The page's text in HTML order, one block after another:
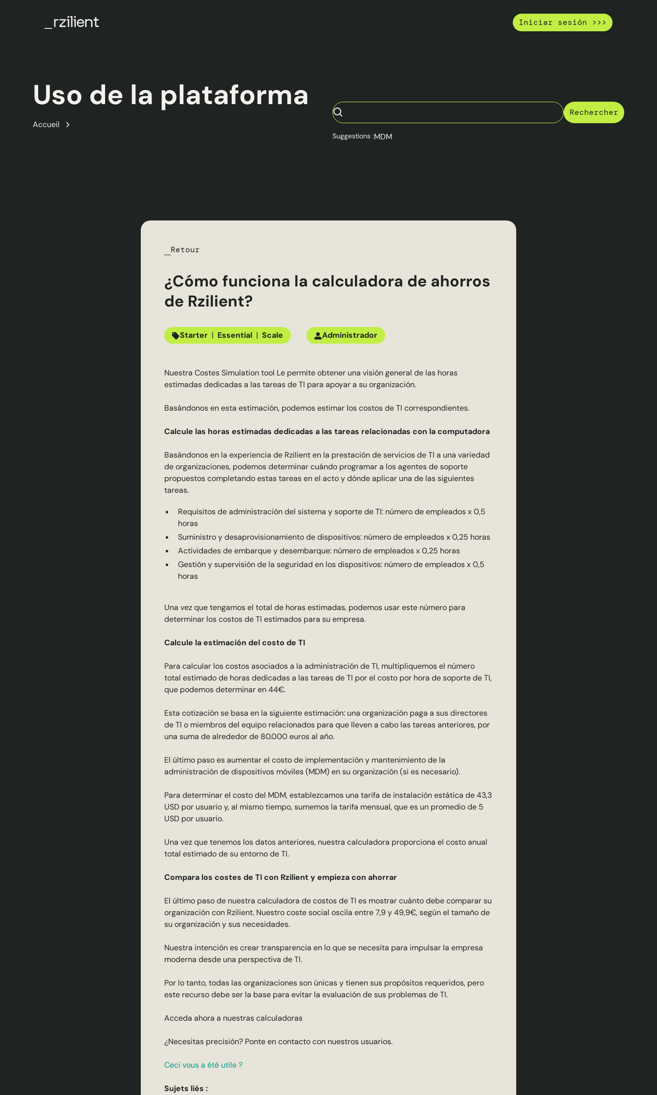
Iniciar sesión >>>
Uso de la plataforma
Accueil
Suggestions :MDM
Retour
¿Cómo funciona la calculadora de ahorros
de Rzilient?
Starter | Essential | Scale Administrador
Nuestra Costes Simulation tool Le permite obtener una visión general de las horas
estimadas dedicadas a las tareas de TI para apoyar a su organización.
Basándonos en esta estimación, podemos estimar los costos de TI correspondientes.
Calcule las horas estimadas dedicadas a las tareas relacionadas con la computadora
Basándonos en la experiencia de Rzilient en la prestación de servicios de TI a una variedad
de organizaciones, podemos determinar cuándo programar a los agentes de soporte
propuestos completando estas tareas en el acto y dónde aplicar una de las siguientes
tareas.
Requisitos de administración del sistema y soporte de TI: número de empleados x 0,5
horas
Suministro y desaprovisionamiento de dispositivos: número de empleados x 0,25 horas
Actividades de embarque y desembarque: número de empleados x 0,25 horas
Gestión y supervisión de la seguridad en los dispositivos: número de empleados x 0,5
horas
Una vez que tengamos el total de horas estimadas, podemos usar este número para
determinar los costos de TI estimados para su empresa.
Calcule la estimación del costo de TI
Para calcular los costos asociados a la administración de TI, multipliquemos el número
total estimado de horas dedicadas a las tareas de TI por el costo por hora de soporte de TI,
que podemos determinar en 44€.
Esta cotización se basa en la siguiente estimación: una organización paga a sus directores
de TI o miembros del equipo relacionados para que lleven a cabo las tareas anteriores, por
una suma de alrededor de 80.000 euros al año.
El último paso es aumentar el costo de implementación y mantenimiento de la
administración de dispositivos móviles (MDM) en su organización (si es necesario).
Para determinar el costo del MDM, establezcamos una tarifa de instalación estática de 43,3
USD por usuario y, al mismo tiempo, sumemos la tarifa mensual, que es un promedio de 5
USD por usuario.
Una vez que tenemos los datos anteriores, nuestra calculadora proporciona el costo anual
total estimado de su entorno de TI.
Compara los costes de TI con Rzilient y empieza con ahorrar
El último paso de nuestra calculadora de costos de TI es mostrar cuánto debe comparar su
organización con Rzilient. Nuestro coste social oscila entre 7,9 y 49,9€, según el tamaño de
su organización y sus necesidades.
Nuestra intención es crear transparencia en lo que se necesita para impulsar la empresa
moderna desde una perspectiva de TI.
Por lo tanto, todas las organizaciones son únicas y tienen sus propósitos requeridos, pero
este recurso debe ser la base para evitar la evaluación de sus problemas de TI.
Acceda ahora a nuestras calculadoras
¿Necesitas precisión? Ponte en contacto con nuestros usuarios.
Ceci vous a été utile ?
Sujets liés :